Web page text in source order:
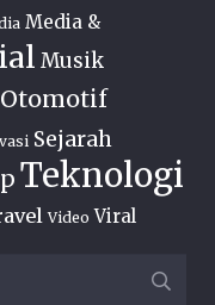
Media &
Musik
Otomotif
Sejarah
Teknologi
Video Viral